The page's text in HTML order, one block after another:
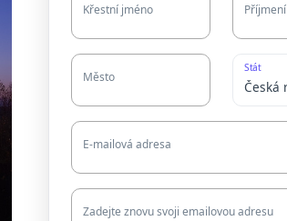
Křestní jméno Příjmení
Město
Stát
E-mailová adresa
Zadejte znovu svoji emailovou adresu